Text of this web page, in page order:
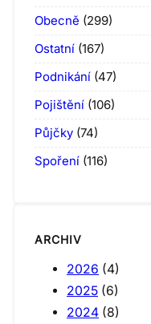
Obecně (299)
Ostatní (167)
Podnikání (47)
Pojištění (106)
Půjčky (74)
Spoření (116)
ARCHIV
2026 (4)
2025 (6)
2024 (8)